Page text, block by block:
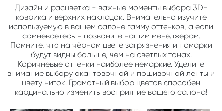
Дизайн и расцветка - важные моменты выбора 3D-
коврика и верхних накладок. Внимательно изучите
используемую в вашем салоне гамму оттенков, а если
сомневаетесь - позвоните нашим менеджерам.
Помните, что на чёрном цвете загрязнения и помарки
будут видны больше, чем на светлых тонах.
Коричневые оттенки наиболее немаркие. Уделите
внимание выбору окантовочной и пошивочной ленты и
цвету ниток. Грамотный выбор цветов способен
кардинально изменить восприятие вашего салона!